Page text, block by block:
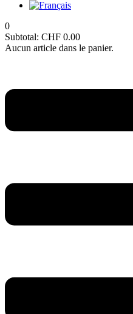
0
Subtotal: CHF 0.00
Aucun article dans le panier.